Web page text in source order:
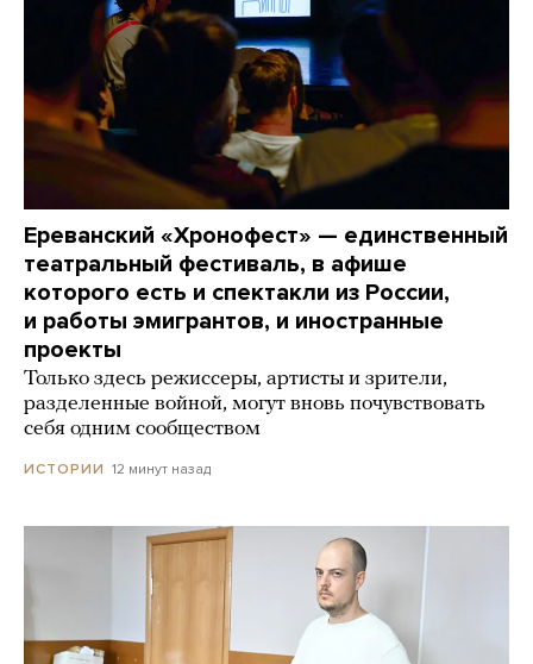
Ереванский «Хронофест» — единственный
театральный фестиваль, в афише
которого есть и спектакли из России,
и работы эмигрантов, и иностранные
проекты
Только здесь режиссеры, артисты и зрители,
разделенные войной, могут вновь почувствовать
себя одним сообществом
ИСТОРИИ 12 минут назад